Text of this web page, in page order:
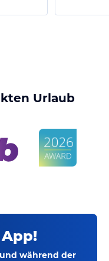
Urlaub
während der